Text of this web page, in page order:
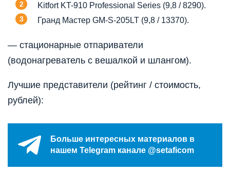
Kitfort KT-910 Professional Series (9,8 / 8290).
Гранд Мастер GM-S-205LT (9,8 / 13370).
— стационарные отпариватели
(водонагреватель с вешалкой и шлангом).
Лучшие представители (рейтинг / стоимость,
рублей):
Больше интересных материалов в
нашем Telegram канале @setaficom